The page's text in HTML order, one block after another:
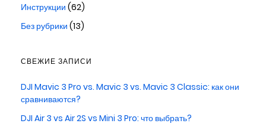
Инструкции (62)
Без рубрики (13)
СВЕЖИЕ ЗАПИСИ
DJI Mavic 3 Pro vs. Mavic 3 vs. Mavic 3 Classic: как они
сравниваются?
DJI Air 3 vs Air 2S vs Mini 3 Pro: что выбрать?